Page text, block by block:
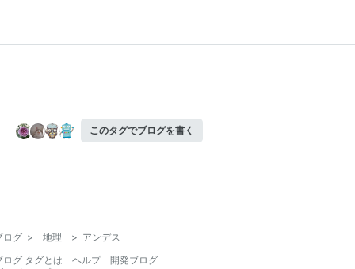
このタグでブログを書く
ログ > 地理 > アンデス
ログ タグとは
ヘルプ
開発ブログ